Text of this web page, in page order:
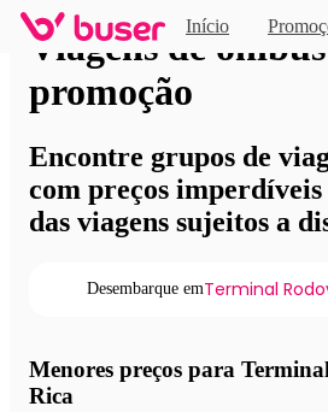
Início
Viagens de
promoção
Encontre grupos de
com preços
das viagens sujeitos a
Desembarque emTerminal
Menores preços para
Rica